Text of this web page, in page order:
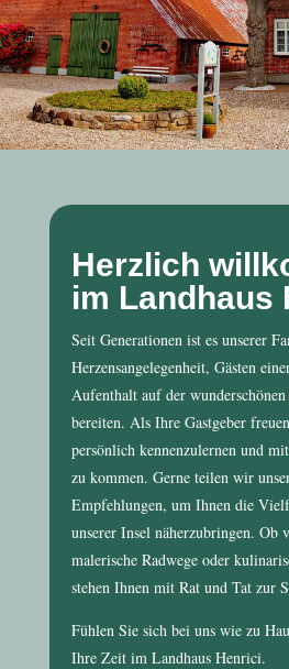
Herzlich
im Landhaus
Seit Generationen ist es unserer
Herzensangelegenheit, Gästen
Aufenthalt auf der
bereiten. Als Ihre Gastgeber
persönlich kennenzulernen und
zu kommen. Gerne teilen wir
Empfehlungen, um Ihnen die
unserer Insel näherzubringen. Ob
malerische Radwege oder
stehen Ihnen mit Rat und Tat zur
Fühlen Sie sich bei uns wie zu
Ihre Zeit im Landhaus Henrici.